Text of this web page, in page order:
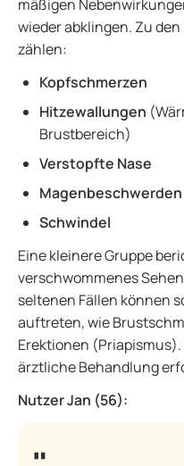
mäßigen
wieder abklingen. Zu
zählen:
Kopfschmerzen
Hitzewallungen
Brustbereich)
Verstopfte Nase
Magenbeschwerden
Schwindel
Eine kleinere Gruppe
verschwommenes
seltenen Fällen können
auftreten, wie
Erektionen
ärztliche Behandlung
Nutzer Jan (56):